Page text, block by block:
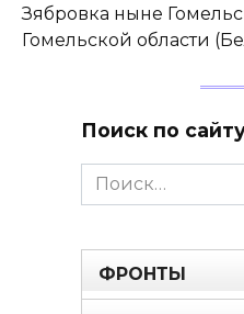
Зябровка ныне
Гомельской области
Поиск по
Search
for:
ФРОНТЫ